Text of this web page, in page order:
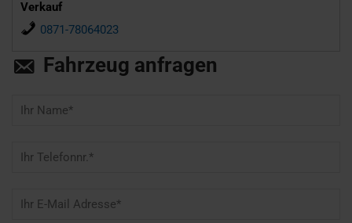
Verkauf
0871-78064023
Fahrzeug anfragen